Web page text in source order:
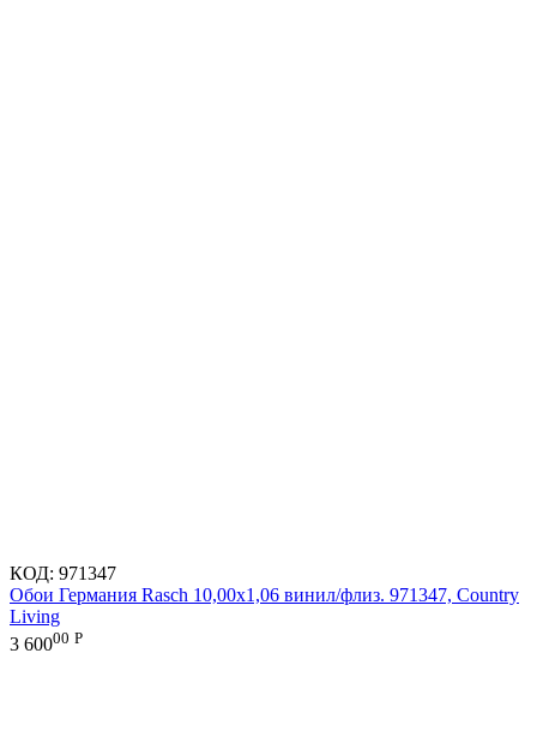
КОД: 971347
Обои Германия Rasch 10,00x1,06 винил/флиз. 971347, Country
Living
3 60000 Р